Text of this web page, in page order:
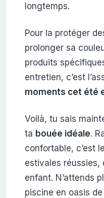
longtemps.
Pour la protéger
prolonger sa
produits
entretien, c’est
moments cet été
Voilà, tu sais
ta bouée idéale.
confortable, c’est
estivales réussies,
enfant. N’attends
piscine en oasis